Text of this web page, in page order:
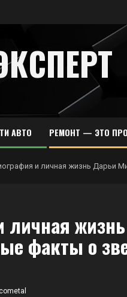
АВТО РЕМОНТ — ЭТО
и личная жизнь Дарьи
личная
факты о